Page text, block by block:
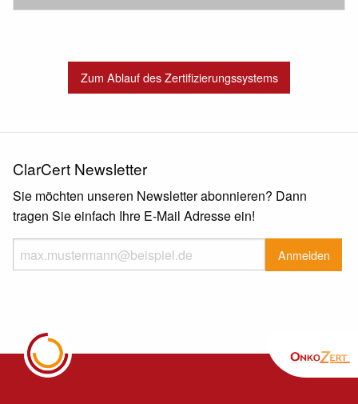
Zum Ablauf des Zertifizierungssystems
ClarCert Newsletter
Sie möchten unseren Newsletter abonnieren? Dann
tragen Sie einfach Ihre E-Mail Adresse ein!